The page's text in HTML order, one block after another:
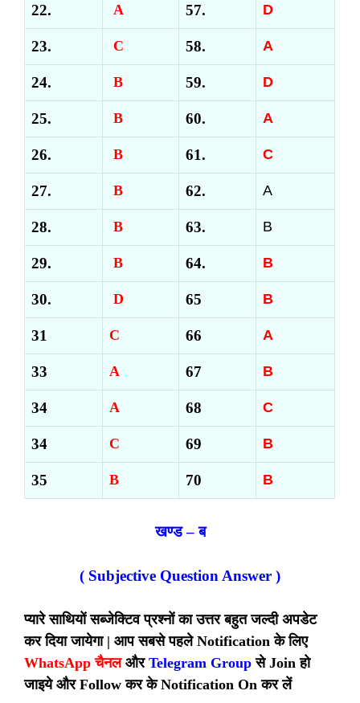
22. A 57. D
23. C 58. A
24. B 59. D
25. B 60. A
26. B 61. C
27. B 62. A
28. B 63. B
29. B 64. B
30. D 65 B
31 C 66 A
33 A 67 B
34 A 68 C
34 C 69 B
35 B 70 B
खण्ड – ब
( Subjective Question Answer )
प्यारे साथियों सब्जेक्टिव प्रश्नों का उत्तर बहुत जल्दी अपडेट
कर दिया जायेगा | आप सबसे पहले Notification के लिए
WhatsApp चैनल और Telegram Group से Join हो
जाइये और Follow कर के Notification On कर लें